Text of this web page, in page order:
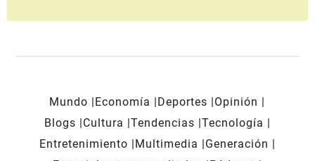
Mundo Economía Deportes
Opinión
Blogs
Cultura Tendencias Tecnología
Entretenimiento
Multimedia
Generación